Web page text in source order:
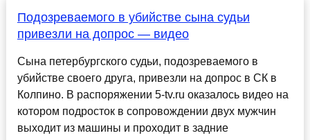
Подозреваемого в убийстве сына судьи
привезли на допрос — видео
Сына петербургского судьи, подозреваемого в
убийстве своего друга, привезли на допрос в СК в
Колпино. В распоряжении 5-tv.ru оказалось видео на
котором подросток в сопровождении двух мужчин
выходит из машины и проходит в задние